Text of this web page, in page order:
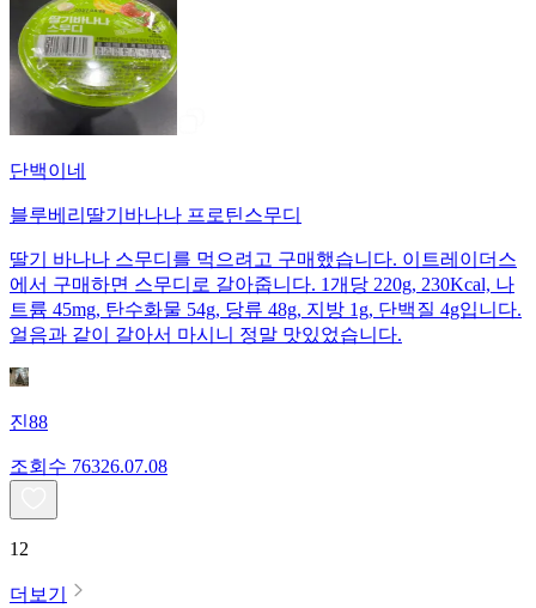
단백이네
블루베리딸기바나나 프로틴스무디
딸기 바나나 스무디를 먹으려고 구매했습니다. 이트레이더스
에서 구매하면 스무디로 갈아줍니다. 1개당 220g, 230Kcal, 나
트륨 45mg, 탄수화물 54g, 당류 48g, 지방 1g, 단백질 4g입니다.
얼음과 같이 갈아서 마시니 정말 맛있었습니다.
진88
조회수 76326.07.08
12
더보기